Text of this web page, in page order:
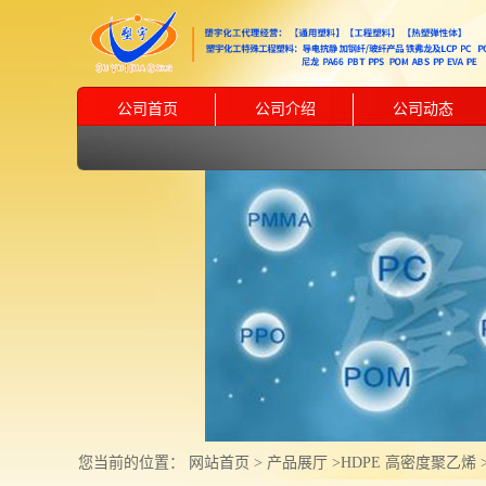
公司首页 公司介绍 公司动态
您当前的位置： 网站首页 > 产品展厅 >HDPE 高密度聚乙烯